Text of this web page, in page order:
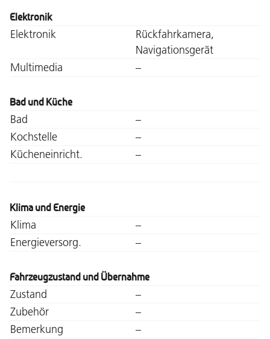
Elektronik
Elektronik
Rückfahrkamera,
Navigationsgerät
Multimedia
–
Bad und Küche
Bad
–
Kochstelle
–
Kücheneinricht.
–
Klima und Energie
Klima
–
Energieversorg.
–
Fahrzeugzustand und Übernahme
Zustand
–
Zubehör
–
Bemerkung
–